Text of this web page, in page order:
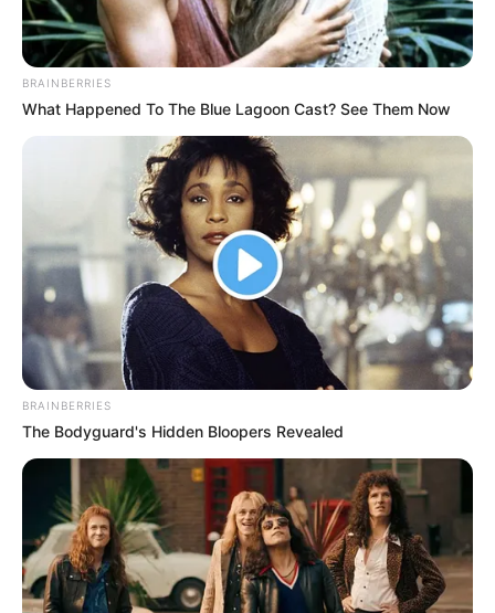
BRAINBERRIES
What Happened To The Blue Lagoon Cast? See Them Now
BRAINBERRIES
The Bodyguard's Hidden Bloopers Revealed